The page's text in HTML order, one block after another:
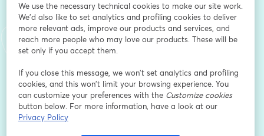
Pengar in - Snabba åtgärder för starkare kassaflöde
Pengar ut - Analys och nyckeltal som ger koll
Strategi - Från reaktiv stress till proaktiv styrning
Platserna är begränsade. Säkra din plats redan idag!
We use the necessary technical cookies to make our site work.
We'd also like to set analytics and profiling cookies to deliver
more relevant ads, improve our products and services, and
reach more people who may love our products. These will be
set only if you accept them.
If you close this message, we won’t set analytics and profiling
cookies, and this won’t limit your browsing experience. You
can customize your preferences with the Customize cookies
button below. For more information, have a look at our
Privacy Policy